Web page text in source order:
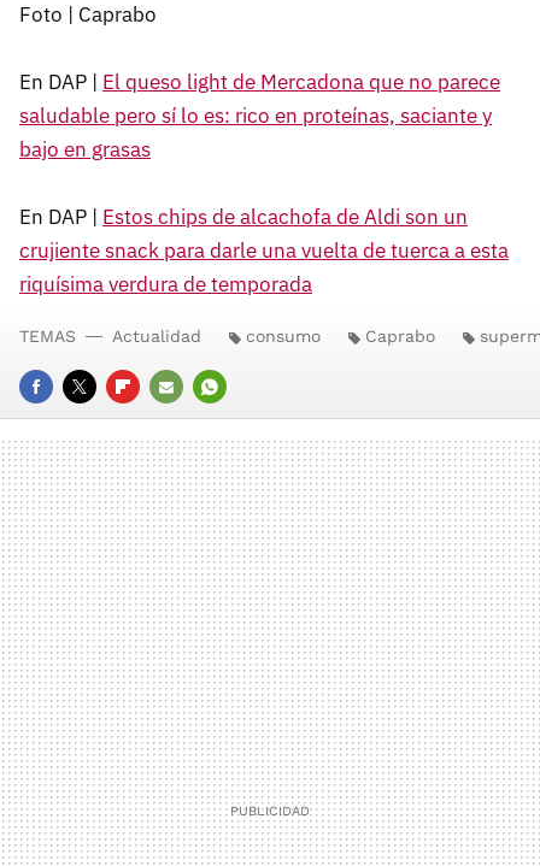
Foto | Caprabo
En DAP | El queso light de Mercadona que no parece
saludable pero sí lo es: rico en proteínas, saciante y
bajo en grasas
En DAP | Estos chips de alcachofa de Aldi son un
crujiente snack para darle una vuelta de tuerca a esta
riquísima verdura de temporada
FACEBOOK
TWITTERFLIPBOARD
E-
MAIL
WHATSAPP
TEMAS Actualidad consumo Caprabo